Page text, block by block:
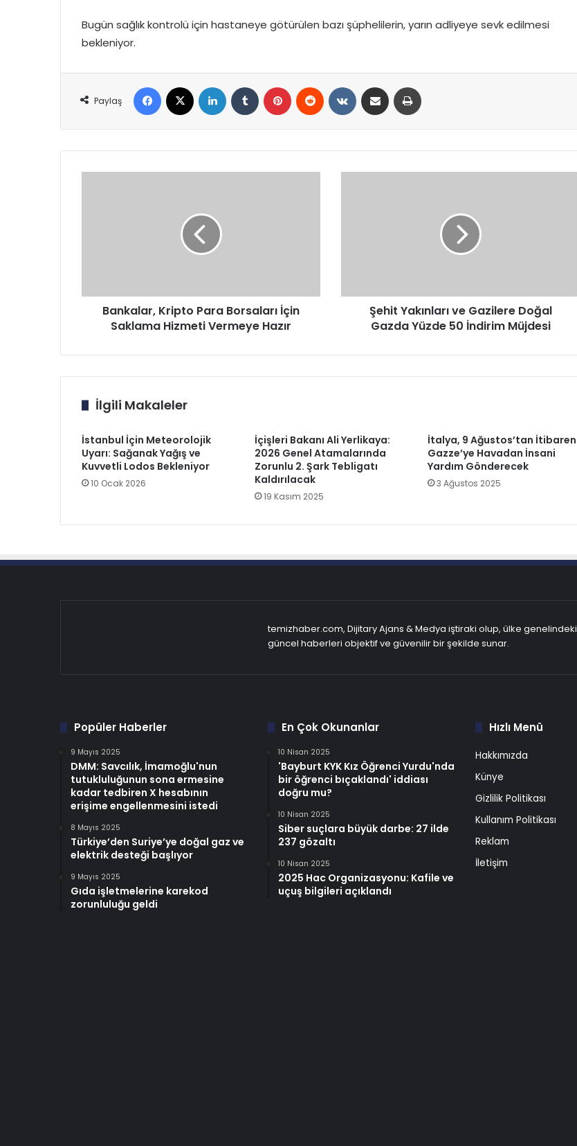
Bugün sağlık kontrolü için hastaneye götürülen bazı şüphelilerin, yarın adliyeye sevk edilmesi
bekleniyor.
Paylaş
Facebook LinkedIn Tumblr Pinterest Reddit VKontakteE-Posta ile paylaş
Hazır
Bankalar, Kripto Para Borsaları İçin
Saklama Hizmeti Vermeye Hazır
İndirim
MüjdesiŞehit Yakınları ve Gazilere Doğal
Gazda Yüzde 50 İndirim Müjdesi
İlgili Makaleler
İstanbul İçin Meteorolojik
Uyarı: Sağanak Yağış ve
Kuvvetli Lodos Bekleniyor
10 Ocak 2026
İçişleri Bakanı Ali Yerlikaya:
2026 Genel Atamalarında
Zorunlu 2. Şark Tebligatı
Kaldırılacak
19 Kasım 2025
İtalya, 9 Ağustos’tan İtibaren
Gazze’ye Havadan İnsani
Yardım Gönderecek
3 Ağustos 2025
temizhaber.com, Dijitary Ajans & Medya iştiraki olup, ülke genelindeki
güncel haberleri objektif ve güvenilir bir şekilde sunar.
Popüler Haberler
9 Mayıs 2025
DMM: Savcılık, İmamoğlu'nun
tutukluluğunun sona ermesine
kadar tedbiren X hesabının
erişime engellenmesini istedi
8 Mayıs 2025
Türkiye’den Suriye’ye doğal gaz ve
elektrik desteği başlıyor
9 Mayıs 2025
Gıda işletmelerine karekod
zorunluluğu geldi
En Çok Okunanlar
10 Nisan 2025
'Bayburt KYK Kız Öğrenci Yurdu'nda
bir öğrenci bıçaklandı' iddiası
doğru mu?
10 Nisan 2025
Siber suçlara büyük darbe: 27 ilde
237 gözaltı
10 Nisan 2025
2025 Hac Organizasyonu: Kafile ve
uçuş bilgileri açıklandı
Hızlı Menü
Hakkımızda
Künye
Gizlilik Politikası
Kullanım Politikası
Reklam
İletişim